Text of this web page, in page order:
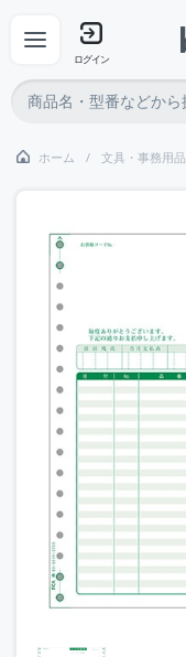
ログイン
ホーム 文具・事務用品